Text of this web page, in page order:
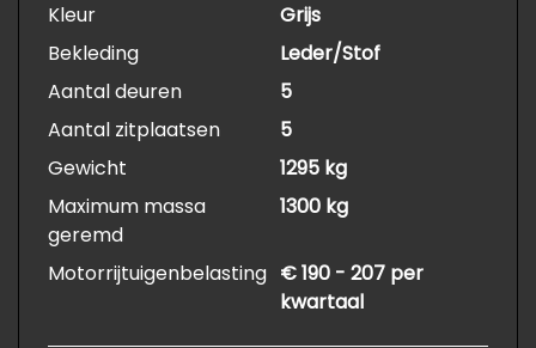
Kleur
Grijs
Bekleding
Leder/Stof
Aantal deuren
5
Aantal zitplaatsen
5
Gewicht
1295 kg
Maximum massa
geremd
1300 kg
Motorrijtuigenbelasting € 190 - 207 per
kwartaal